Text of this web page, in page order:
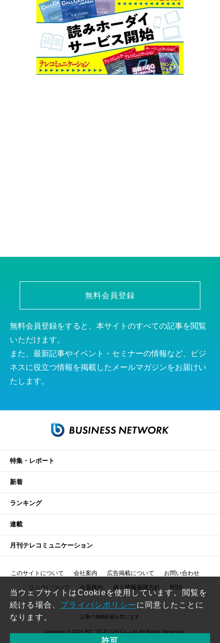
無料会員登録
無料会員登録をすると、本サイトのすべての記事を閲覧
いただけます。
また、最新記事やイベント・セミナーの情報など、ビジ
ネスに役立つ情報を掲載したメールマガジンをお届けい
たします。
特集・レポート
新着
ランキング
連載
月刊テレコミュニケーション
このサイトについて 会社案内 広告掲載について お問い合わせ
リンクについて 会員規約 個人情報保護方針 RSS
記事の無断転載を禁じます
Copyright © 2026 RIC TELECOM Co.,Ltd. All Rights Reserved.
当ウェブサイトはCookieを使用しています。閲覧を
続ける場合、 プライバシポリシーに同意したことに
なります。
許可